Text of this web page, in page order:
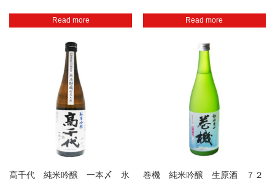
Read more Read more
髙千代 純米吟醸 一本〆 氷
巻機 純米吟醸 生原酒 ７２